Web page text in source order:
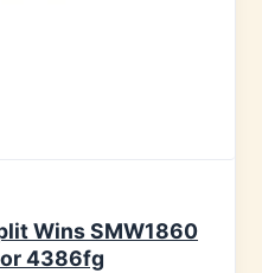
Wins SMW1860
4386fg